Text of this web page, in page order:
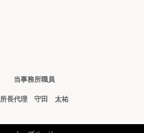
当事務所職員
所長代理 守田 太祐